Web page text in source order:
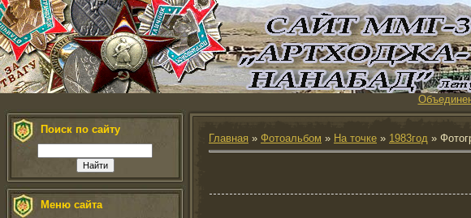
Поиск по сайту
Меню сайта
Главная » Фотоальбом » На точке » 1983год »